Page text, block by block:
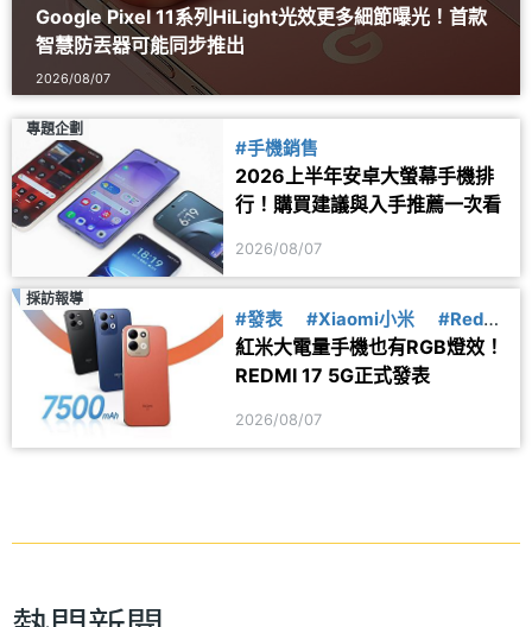
Google Pixel 11系列HiLight光效更多細節曝光！首款
智慧防丟器可能同步推出
2026/08/07
專題企劃
#手機銷售
2026上半年安卓大螢幕手機排
行！購買建議與入手推薦一次看
2026/08/07
採訪報導
#發表 #Xiaomi小米
#Redmi
紅米
紅米大電量手機也有RGB燈效！
REDMI 17 5G正式發表
2026/08/07